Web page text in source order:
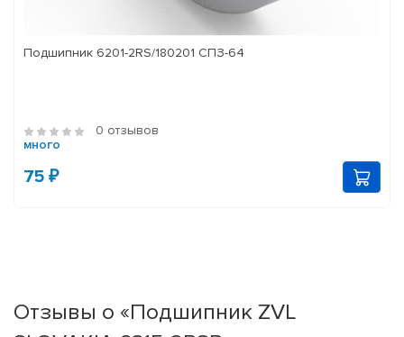
Подшипник 6201-2RS/180201 СПЗ-64
0 отзывов
много
75 ₽
Отзывы о «Подшипник ZVL